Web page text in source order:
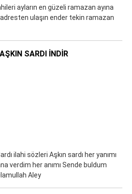
ayların en güzeli ramazan ayına
ulaşın ender tekin ramazan
SARDI İNDIR
ilahi sözleri Aşkın sardı her yanımı
verdim her anımı Sende buldum
Aley